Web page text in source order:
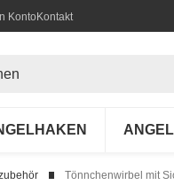
KontoKontakt
Tönnchenwirbel mit